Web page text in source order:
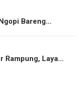
Bareng…
Rampung, Laya…